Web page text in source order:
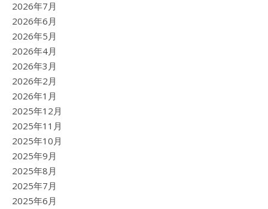
2026年7月
2026年6月
2026年5月
2026年4月
2026年3月
2026年2月
2026年1月
2025年12月
2025年11月
2025年10月
2025年9月
2025年8月
2025年7月
2025年6月